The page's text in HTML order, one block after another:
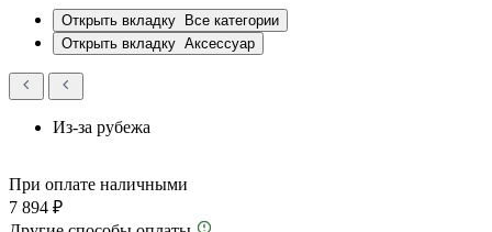
Открыть вкладку
Все категории
Открыть вкладку Аксессуар
Из-за рубежа
При оплате наличными
7 894 ₽